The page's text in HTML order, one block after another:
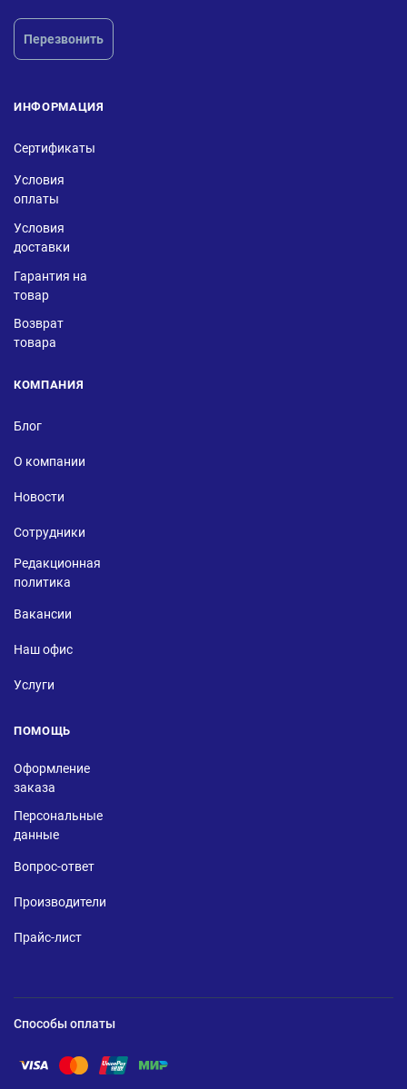
Перезвонить
ИНФОРМАЦИЯ
Сертификаты
Условия
оплаты
Условия
доставки
Гарантия на
товар
Возврат
товара
КОМПАНИЯ
Блог
О компании
Новости
Сотрудники
Редакционная
политика
Вакансии
Наш офис
Услуги
ПОМОЩЬ
Оформление
заказа
Персональные
данные
Вопрос-ответ
Производители
Прайс-лист
Способы оплаты
Помощь по оплате Visa
Помощь по оплате Mastercard
Помощь по оплате UnionPay
Помощь по оплате Мир